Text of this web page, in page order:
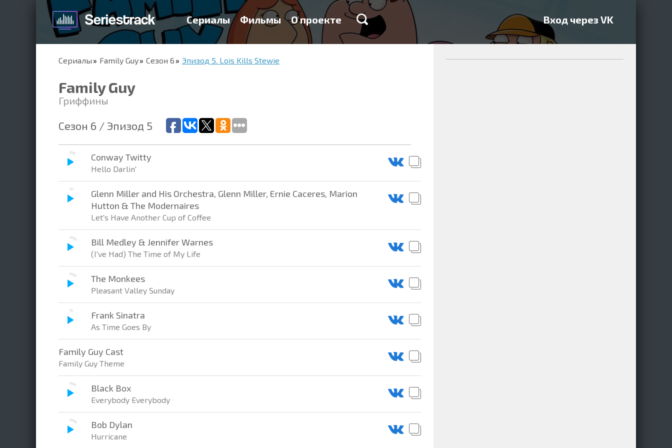
Сериалы Фильмы О проекте Вход через VK
Сериалы Family Guy Сезон 6 Эпизод 5. Lois Kills Stewie
Family Guy
Гриффины
Сезон 6 / Эпизод 5
Conway Twitty
Hello Darlin'
Glenn Miller and His Orchestra, Glenn Miller, Ernie Caceres, Marion
Hutton & The Modernaires
Let's Have Another Cup of Coffee
Bill Medley & Jennifer Warnes
(I've Had) The Time of My Life
The Monkees
Pleasant Valley Sunday
Frank Sinatra
As Time Goes By
Family Guy Cast
Family Guy Theme
Black Box
Everybody Everybody
Bob Dylan
Hurricane